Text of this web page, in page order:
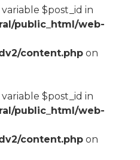
$post_id in
public_html/web-
content.phpon
$post_id in
public_html/web-
content.phpon